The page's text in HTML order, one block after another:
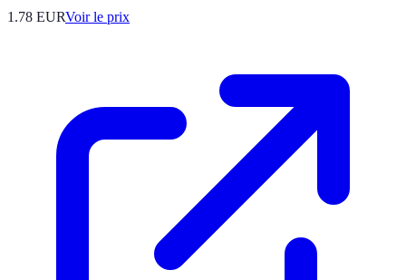
1.78 EURVoir le prix